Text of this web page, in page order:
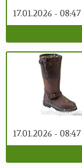
17.01.2026 - 08:47
17.01.2026 - 08:47